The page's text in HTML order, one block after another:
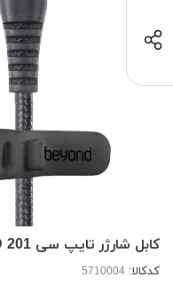
کابل شارژر تایپ سی BEYOND 201
کدکالا: